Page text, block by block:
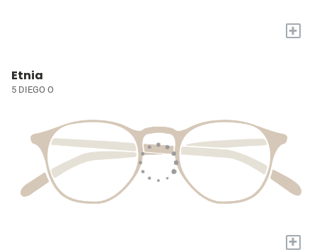
+
Etnia
5 DIEGO O
+